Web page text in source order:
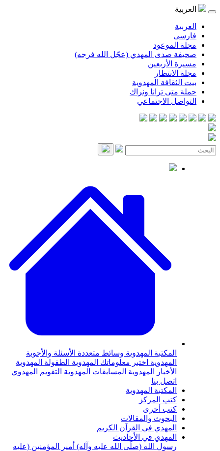
العربية
العربية
فارسی
مجلة الموعود
صحيفة صدى المهدي (عجّل الله فرجه)
مسيرة الأربعين
مجلة الانتظار
بيت الثقافة المهدوية
حملة متى ترانا ونراك
التواصل الاجتماعي
المكتبة المهدوية وسائط متعددة الأسئلة والأجوبة
المهدوية اختبر معلوماتك المهدوية الطفولة المهدوية
الأخبار المهدوية المسابقات المهدوية التقويم المهدوي
اتصل بنا
المكتبة المهدوية
كتب المركز
كتب أخرى
البحوث والمقالات
المهدي في القرآن الكريم
المهدي في الأحاديث
رسول الله (صلّى الله عليه وآله) أمير المؤمنين (عليه